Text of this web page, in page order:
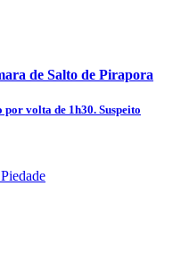
de Salto de Pirapora
volta de 1h30. Suspeito